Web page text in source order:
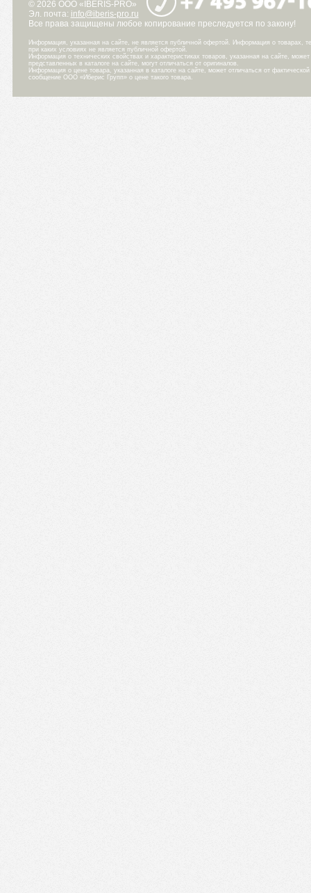
© 2026 ООО «IBERIS-PRO»
Эл. почта: info@iberis-pro.ru
Все права защищены любое копирование преследуется по закону!
Информация, указанная на сайте, не является публичной офертой. Информация о товарах,
при каких условиях не является публичной офертой.
Информация о технических свойствах и характеристиках товаров, указанная на сайте,
представленных в каталоге на сайте, могут отличаться от оригиналов.
Информация о цене товара, указанная в каталоге на сайте, может отличаться от
сообщение ООО «Иберис Групп» о цене такого товара.